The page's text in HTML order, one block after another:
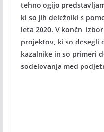
tehnologijo
ki so jih deležniki s
leta 2020. V končni
projektov, ki so dosegli
kazalnike in so primeri
sodelovanja med